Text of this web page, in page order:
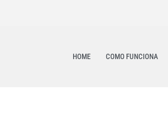
HOME COMO FUNCIONA